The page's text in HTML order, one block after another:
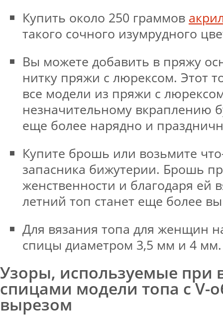
Купить около 250 граммов
такого сочного изумрудного
Вы можете добавить в пряжу
нитку пряжи с люрексом. Этот
все модели из пряжи с
незначительному вкраплению
еще более нарядно и
Купите брошь или возьмите
запасника бижутерии. Брошь
женственности и благодаря ей
летний топ станет еще более
Для вязания топа для женщин
спицы диаметром 3,5 мм и 4 мм.
Узоры, используемые при
спицами модели топа с V-
вырезом